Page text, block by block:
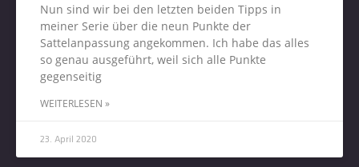
Nun sind wir bei den letzten beiden Tipps in
meiner Serie über die neun Punkte der
Sattelanpassung angekommen. Ich habe das alles
so genau ausgeführt, weil sich alle Punkte
gegenseitig
WEITERLESEN »
23. April 2020